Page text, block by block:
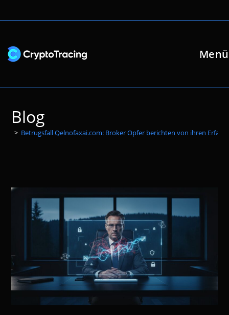
Inhalt
Menü
Blog
> Betrugsfall Qelnofaxai.com: Broker Opfer berichten von ihren